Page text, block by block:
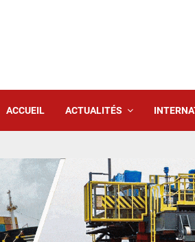
ACCUEIL ACTUALITÉS